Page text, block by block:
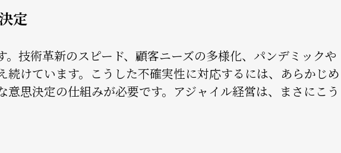
定
技術革新のスピード、顧客ニーズの多様化、パンデミックや
けています。こうした不確実性に対応するには、あらかじめ
思決定の仕組みが必要です。アジャイル経営は、まさにこう